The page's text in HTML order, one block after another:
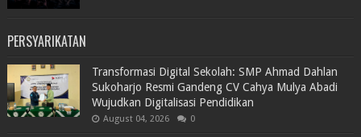
PERSYARIKATAN
Transformasi Digital Sekolah: SMP Ahmad Dahlan
Sukoharjo Resmi Gandeng CV Cahya Mulya Abadi
Wujudkan Digitalisasi Pendidikan
August 04, 2026 0